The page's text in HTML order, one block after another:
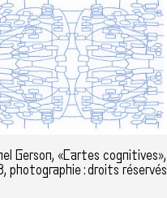
Gerson, «Cartes cognitives»,
photographie : droits réservés